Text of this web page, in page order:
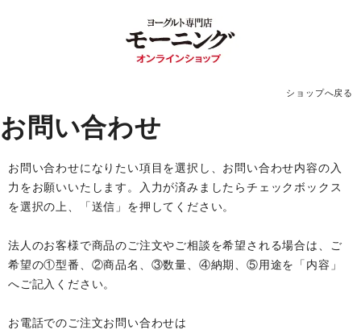
ショップへ戻る
お問い合わせ
お問い合わせになりたい項目を選択し、お問い合わせ内容の入
力をお願いいたします。入力が済みましたらチェックボックス
を選択の上、「送信」を押してください。
法人のお客様で商品のご注文やご相談を希望される場合は、ご
希望の①型番、②商品名、③数量、④納期、⑤用途を「内容」
へご記入ください。
お電話でのご注文お問い合わせは